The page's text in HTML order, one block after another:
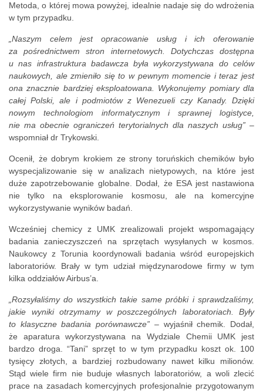
Metoda, o której mowa powyżej, idealnie nadaje się do wdrożenia
w tym przypadku.
„Naszym celem jest opracowanie usług i ich oferowanie
za pośrednictwem stron internetowych. Dotychczas dostępna
u nas infrastruktura badawcza była wykorzystywana do celów
naukowych, ale zmieniło się to w pewnym momencie i teraz jest
ona znacznie bardziej eksploatowana. Wykonujemy pomiary dla
całej Polski, ale i podmiotów z Wenezueli czy Kanady. Dzięki
nowym technologiom informatycznym i sprawnej logistyce,
nie ma obecnie ograniczeń terytorialnych dla naszych usług” –
wspomniał dr Trykowski.
Ocenił, że dobrym krokiem ze strony toruńskich chemików było
wyspecjalizowanie się w analizach nietypowych, na które jest
duże zapotrzebowanie globalne. Dodał, że ESA jest nastawiona
nie tylko na eksplorowanie kosmosu, ale na komercyjne
wykorzystywanie wyników badań.
Wcześniej chemicy z UMK zrealizowali projekt wspomagający
badania zanieczyszczeń na sprzętach wysyłanych w kosmos.
Naukowcy z Torunia koordynowali badania wśród europejskich
laboratoriów. Brały w tym udział międzynarodowe firmy w tym
kilka oddziałów Airbus’a.
„Rozsyłaliśmy do wszystkich takie same próbki i sprawdzaliśmy,
jakie wyniki otrzymamy w poszczególnych laboratoriach. Były
to klasyczne badania porównawcze” – wyjaśnił chemik. Dodał,
że aparatura wykorzystywana na Wydziale Chemii UMK jest
bardzo droga. “Tani” sprzęt to w tym przypadku koszt ok. 100
tysięcy złotych, a bardziej rozbudowany nawet kilku milionów.
Stąd wiele firm nie buduje własnych laboratoriów, a woli zlecić
prace na zasadach komercyjnych profesjonalnie przygotowanym